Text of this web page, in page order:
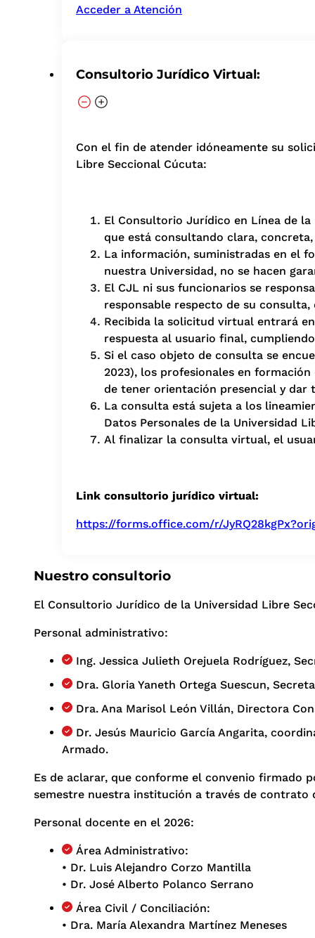
Acceder a Atención
Consultorio Jurídico Virtual:
Con el fin de atender idóneamente su
Libre Seccional Cúcuta:
El Consultorio Jurídico en Línea de
que está consultando clara,
La información, suministradas en el
nuestra Universidad, no se hacen
El CJL ni sus funcionarios se
responsable respecto de su
Recibida la solicitud virtual entrará
respuesta al usuario final,
Si el caso objeto de consulta se
2023), los profesionales en
de tener orientación presencial y
La consulta está sujeta a los
Datos Personales de la Universidad
Al finalizar la consulta virtual, el
Link consultorio jurídico virtual:
https://forms.office.com/r/
Nuestro consultorio
El Consultorio Jurídico de la Universidad Libre
Personal administrativo:
Ing. Jessica Julieth Orejuela Rodríguez,
Dra. Gloria Yaneth Ortega Suescun,
Dra. Ana Marisol León Villán, Directora
Dr. Jesús Mauricio García Angarita,
Armado.
Es de aclarar, que conforme el convenio firmado
semestre nuestra institución a través de
Personal docente en el 2026:
Área Administrativo:
• Dr. Luis Alejandro Corzo Mantilla
• Dr. José Alberto Polanco Serrano
Área Civil / Conciliación:
• Dra. María Alexandra Martínez Meneses